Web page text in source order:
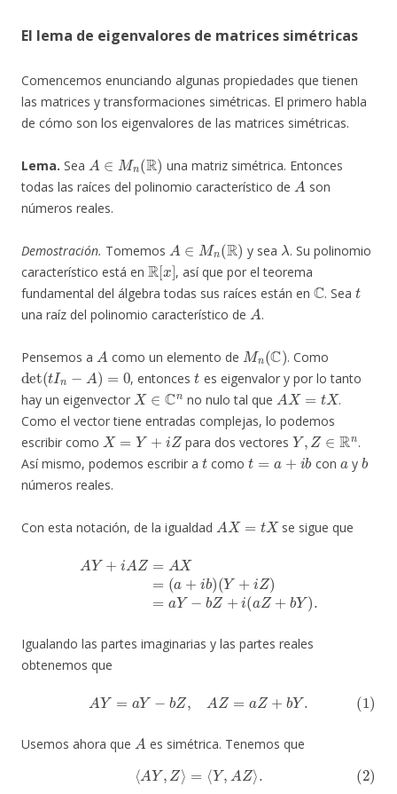
El lema de eigenvalores de matrices simétricas
Comencemos enunciando algunas propiedades que tienen
las matrices y transformaciones simétricas. El primero habla
de cómo son los eigenvalores de las matrices simétricas.
Lema. Sea
A M n R)
una matriz simétrica. Entonces
todas las raíces del polinomio característico de
A
son
números reales.
Demostración. Tomemos
A M n R)
y sea
λ
. Su polinomio
característico está en
R[x]
, así que por el teorema
fundamental del álgebra todas sus raíces están en
C
. Sea
una raíz del polinomio característico de
A
.
Pensemos a
A
como un elemento de
Mn (C)
. Como
det(tIn−A )=0
, entonces
t
es eigenvalor y por lo tanto
hay un eigenvector
X∈Cn
no nulo tal que
AX=tX
.
Como el vector tiene entradas complejas, lo podemos
escribir como
X=Y+iZ
para dos vectores
Y,Z∈R n
.
Así mismo, podemos escribir a
t
como
t=a+ib
con
a
y
b
números reales.
Con esta notación, de la igualdad
A X=
se sigue que
iAZ = AX= (a +i b)(Y
Igualando las partes imaginarias y las partes reales
obtenemos que
(1) AY= Y−b A Z=aZ+b Y
Usemos ahora que
A
es simétrica. Tenemos que
(2)⟨ AY, Z⟩ =⟨Y AZ⟩.